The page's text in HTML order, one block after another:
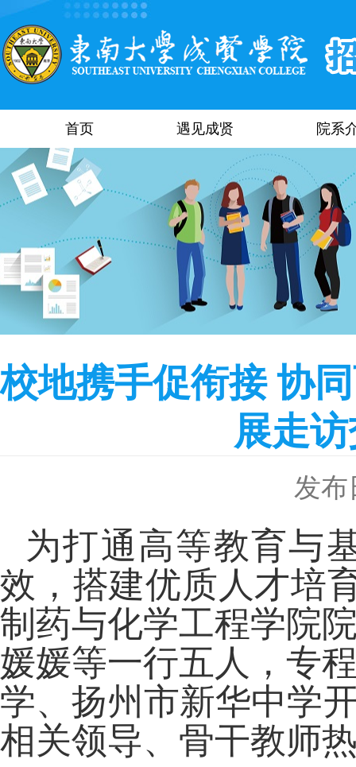
首页 遇见成贤 院系
校地携手促衔接 协
展走
发布
为打通高等教育与
效，搭建优质人才培
制药与化学工程学院
媛媛等一行五人，专
学、扬州市新华中学
相关领导、骨干教师